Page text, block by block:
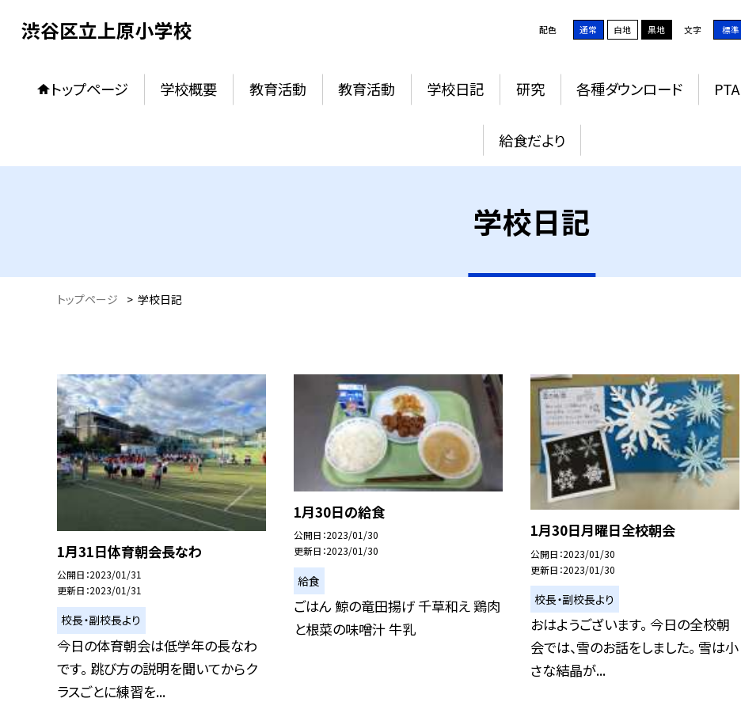
渋谷区立上原小学校 配色 通常 白地 黒地 文字 標準
トップページ 学校概要 教育活動 教育活動 学校日記 研究 各種ダウンロード PTA
給食だより
学校日記
トップページ > 学校日記
1月31日体育朝会長なわ
公開日 2023/01/31
更新日 2023/01/31
校長・副校長より
今日の体育朝会は低学年の長なわ
です。 跳び方の説明を聞いてからク
ラスごとに練習を...
1月30日の給食
公開日 2023/01/30
更新日 2023/01/30
給食
ごはん 鯨の竜田揚げ 千草和え 鶏肉
と根菜の味噌汁 牛乳
1月30日月曜日全校朝会
公開日 2023/01/30
更新日 2023/01/30
校長・副校長より
おはようございます。 今日の全校朝
会では、雪のお話をしました。 雪は小
さな結晶が...